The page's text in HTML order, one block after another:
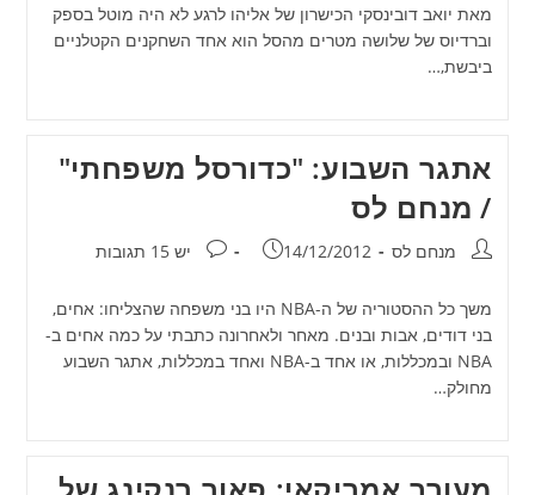
מאת יואב דובינסקי הכישרון של אליהו לרגע לא היה מוטל בספק
וברדיוס של שלושה מטרים מהסל הוא אחד השחקנים הקטלניים
ביבשת,…
אתגר השבוע: "כדורסל משפחתי"
/ מנחם לס
מחבר:מנחם לס פורסם:
14/12/2012 תגובות:
יש 15 תגובות
משך כל ההסטוריה של ה-NBA היו בני משפחה שהצליחו: אחים,
בני דודים, אבות ובנים. מאחר ולאחרונה כתבתי על כמה אחים ב-
NBA ובמכללות, או אחד ב-NBA ואחד במכללות, אתגר השבוע
מחולק…